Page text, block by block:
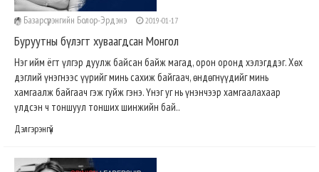
Базарсүрэнгийн Болор-Эрдэнэ 2019-01-17
Буруутны бүлэгт хуваагдсан Монгол
Нэг ийм ёгт үлгэр дуулж байсан байж магад, орон оронд хэлэгддэг. Хөх
дэглий үнэгнээс үүрийг минь сахиж байгаач, өндөгнүүдийг минь
хамгаалж байгаач гэж гуйж гэнэ. Үнэг уг нь үнэнчээр хамгаалахаар
үлдсэн ч тоншуул тонших шинжийн бай..
Дэлгэрэнгүй